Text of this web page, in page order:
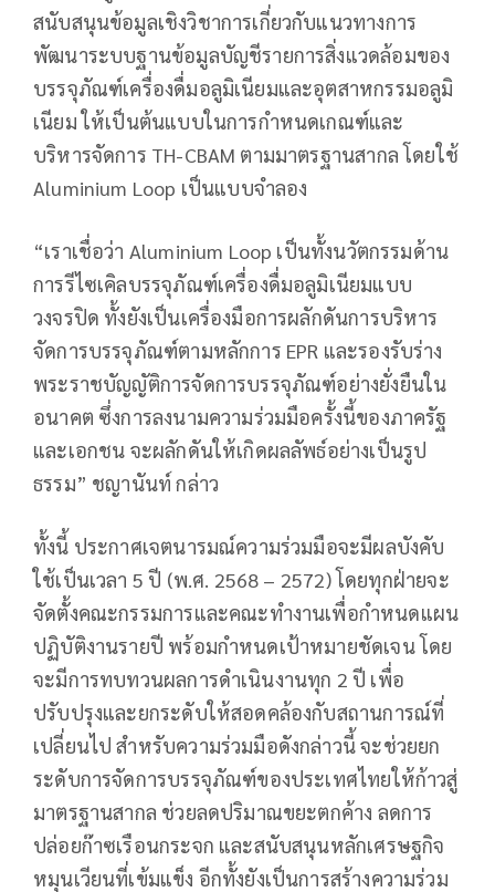
สนับสนุนข้อมูลเชิงวิชาการเกี่ยวกับแนวทางการ
พัฒนาระบบฐานข้อมูลบัญชีรายการสิ่งแวดล้อมของ
บรรจุภัณฑ์เครื่องดื่มอลูมิเนียมและอุตสาหกรรมอลูมิ
เนียม ให้เป็นต้นแบบในการกำหนดเกณฑ์และ
บริหารจัดการ TH-CBAM ตามมาตรฐานสากล โดยใช้
Aluminium Loop เป็นแบบจำลอง
“เราเชื่อว่า Aluminium Loop เป็นทั้งนวัตกรรมด้าน
การรีไซเคิลบรรจุภัณฑ์เครื่องดื่มอลูมิเนียมแบบ
วงจรปิด ทั้งยังเป็นเครื่องมือการผลักดันการบริหาร
จัดการบรรจุภัณฑ์ตามหลักการ EPR และรองรับร่าง
พระราชบัญญัติการจัดการบรรจุภัณฑ์อย่างยั่งยืนใน
อนาคต ซึ่งการลงนามความร่วมมือครั้งนี้ของภาครัฐ
และเอกชน จะผลักดันให้เกิดผลลัพธ์อย่างเป็นรูป
ธรรม” ชญานันท์ กล่าว
ทั้งนี้ ประกาศเจตนารมณ์ความร่วมมือจะมีผลบังคับ
ใช้เป็นเวลา 5 ปี (พ.ศ. 2568 – 2572) โดยทุกฝ่ายจะ
จัดตั้งคณะกรรมการและคณะทำงานเพื่อกำหนดแผน
ปฏิบัติงานรายปี พร้อมกำหนดเป้าหมายชัดเจน โดย
จะมีการทบทวนผลการดำเนินงานทุก 2 ปี เพื่อ
ปรับปรุงและยกระดับให้สอดคล้องกับสถานการณ์ที่
เปลี่ยนไป สำหรับความร่วมมือดังกล่าวนี้ จะช่วยยก
ระดับการจัดการบรรจุภัณฑ์ของประเทศไทยให้ก้าวสู่
มาตรฐานสากล ช่วยลดปริมาณขยะตกค้าง ลดการ
ปล่อยก๊าซเรือนกระจก และสนับสนุนหลักเศรษฐกิจ
หมุนเวียนที่เข้มแข็ง อีกทั้งยังเป็นการสร้างความร่วม